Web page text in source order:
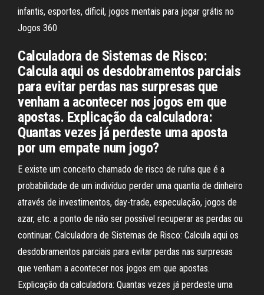
infantis, esportes, díficil, jogos mentais para jogar grátis no
Jogos 360
Calculadora de Sistemas de Risco:
Calcula aqui os desdobramentos parciais
para evitar perdas nas surpresas que
venham a acontecer nos jogos em que
apostas. Explicação da calculadora:
Quantas vezes já perdeste uma aposta
por um empate num jogo?
E existe um conceito chamado de risco de ruína que é a
probabilidade de um indivíduo perder uma quantia de dinheiro
através de investimentos, day-trade, especulação, jogos de
azar, etc. a ponto de não ser possível recuperar as perdas ou
continuar. Calculadora de Sistemas de Risco: Calcula aqui os
desdobramentos parciais para evitar perdas nas surpresas
que venham a acontecer nos jogos em que apostas.
Explicação da calculadora: Quantas vezes já perdeste uma